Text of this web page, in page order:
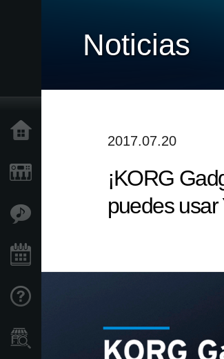
Características
Noticias
2017.07.20
¡KORG
puedes usar